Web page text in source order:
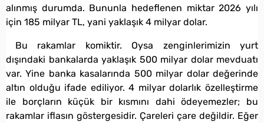
alınmış durumda. Bununla hedeflenen miktar 2026 yılı
için 185 milyar TL, yani yaklaşık 4 milyar dolar.
Bu rakamlar komiktir. Oysa zenginlerimizin yurt
dışındaki bankalarda yaklaşık 500 milyar dolar mevduatı
var. Yine banka kasalarında 500 milyar dolar değerinde
altın olduğu ifade ediliyor. 4 milyar dolarlık özelleştirme
ile borçların küçük bir kısmını dahi ödeyemezler; bu
rakamlar iflasın göstergesidir. Çareleri çare değildir. Eğer